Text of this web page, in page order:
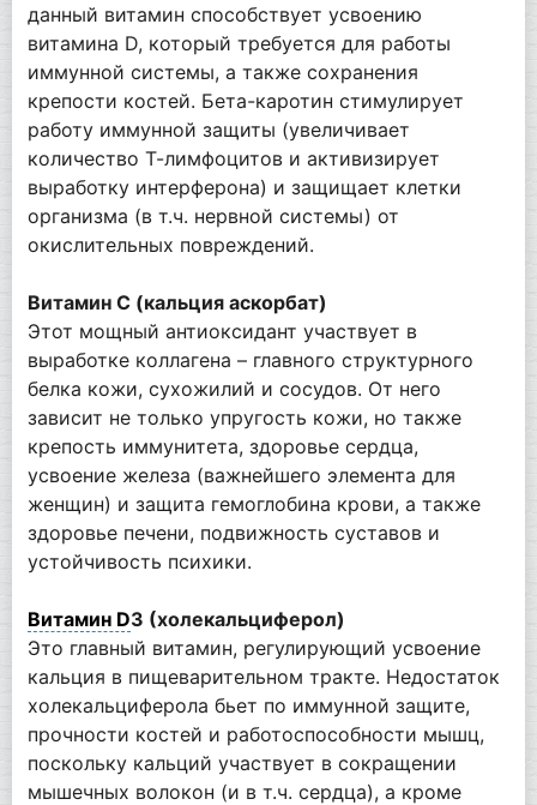
данный витамин способствует усвоению
витамина D, который требуется для работы
иммунной системы, а также сохранения
крепости костей. Бета-каротин стимулирует
работу иммунной защиты (увеличивает
количество Т-лимфоцитов и активизирует
выработку интерферона) и защищает клетки
организма (в т.ч. нервной системы) от
окислительных повреждений.
Витамин С (кальция аскорбат)
Этот мощный антиоксидант участвует в
выработке коллагена – главного структурного
белка кожи, сухожилий и сосудов. От него
зависит не только упругость кожи, но также
крепость иммунитета, здоровье сердца,
усвоение железа (важнейшего элемента для
женщин) и защита гемоглобина крови, а также
здоровье печени, подвижность суставов и
устойчивость психики.
Витамин D3 (холекальциферол)
Это главный витамин, регулирующий усвоение
кальция в пищеварительном тракте. Недостаток
холекальциферола бьет по иммунной защите,
прочности костей и работоспособности мышц,
поскольку кальций участвует в сокращении
мышечных волокон (и в т.ч. сердца), а кроме